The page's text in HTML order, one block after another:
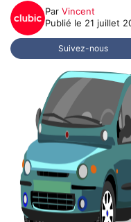
Par Vincent
Publié le 21 juillet
Suivez-nous